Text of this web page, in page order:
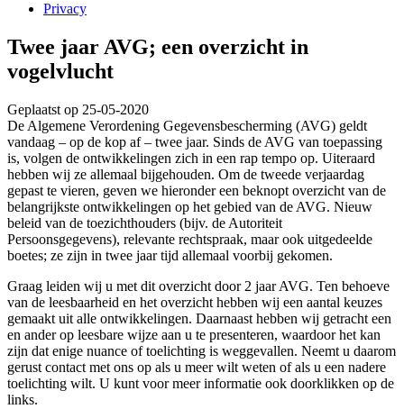
Privacy
Twee jaar AVG; een overzicht in
vogelvlucht
Geplaatst op 25-05-2020
De Algemene Verordening Gegevensbescherming (AVG) geldt
vandaag – op de kop af – twee jaar. Sinds de AVG van toepassing
is, volgen de ontwikkelingen zich in een rap tempo op. Uiteraard
hebben wij ze allemaal bijgehouden. Om de tweede verjaardag
gepast te vieren, geven we hieronder een beknopt overzicht van de
belangrijkste ontwikkelingen op het gebied van de AVG. Nieuw
beleid van de toezichthouders (bijv. de Autoriteit
Persoonsgegevens), relevante rechtspraak, maar ook uitgedeelde
boetes; ze zijn in twee jaar tijd allemaal voorbij gekomen.
Graag leiden wij u met dit overzicht door 2 jaar AVG. Ten behoeve
van de leesbaarheid en het overzicht hebben wij een aantal keuzes
gemaakt uit alle ontwikkelingen. Daarnaast hebben wij getracht een
en ander op leesbare wijze aan u te presenteren, waardoor het kan
zijn dat enige nuance of toelichting is weggevallen. Neemt u daarom
gerust contact met ons op als u meer wilt weten of als u een nadere
toelichting wilt. U kunt voor meer informatie ook doorklikken op de
links.